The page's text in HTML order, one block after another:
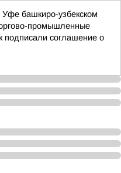
башкиро-узбекском
промышленные
подписали соглашение о